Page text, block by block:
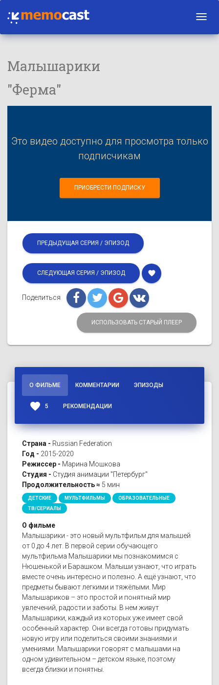
Малышарики
"Ферма"
Это видео доступно для просмотра только
подписчикам
ПРИОБРЕСТИ ПОДПИСКУ
ПРЕДЫДУЩАЯ СЕРИЯ / ЭПИЗОД
СЛЕДУЮЩАЯ СЕРИЯ / ЭПИЗОД favorite
Поделиться
ИСПОЛЬЗОВАТЬ СТАРЫЙ ПЛЕЕР
О ФИЛЬМЕ КОММЕНТАРИИ ЭПИЗОДЫ
favorite 5 РЕКОМЕНДАЦИИ
Страна - Russian Federation
Год - 2015-2020
Режиссер - Марина Мошкова
Студия - Студия анимации "Петербург"
Продолжительность ≈ 5 мин
ДЕТСКИЕ МУЛЬТФИЛЬМЫ
ОБРАЗОВАТЕЛЬНЫЕ
ТВ/СЕРИАЛЫ
О фильме
Малышарики - это новый мультфильм для малышей
от 0 до 4 лет. В первой серии обучающего
мультфильма Малышарики мы познакомимся с
Нюшенькой и Барашком. Малыши узнают, что играть
вместе очень интересно и полезно. А ещё узнают, что
предметы бывают легкими и тяжёлыми. Мир
Малышариков – это простой и понятный мир
увлечений, радости и заботы. В нем живут
Малышарики, каждый из которых уже имеет свой
особенный характер. Они всегда готовы придумать
новую игру или поделиться своими знаниями и
умениями. Малышарики говорят с малышами на
одном удивительном – детском языке, поэтому
всегда близки и понятны.